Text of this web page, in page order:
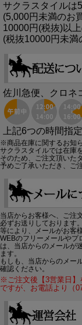
サクラスタイルは
(5,000円未満のお
10000円(税抜)以
(税抜10000円未満
佐川急便、クロネ
上記6つの時間指
※商品在庫に関するお知
サクラスタイルでは在庫
そのため、ご注文頂いた
予めご了承いただき、ご
当店からお客様へ、ご注
必ずお送りしております
等により、メールがお客
WEBのフリーメールやプ
は、当店からのメールが
ます。
もしも、当店からのメー
確認ください。
※ご注文後【3営業日】
ですが、お電話より（